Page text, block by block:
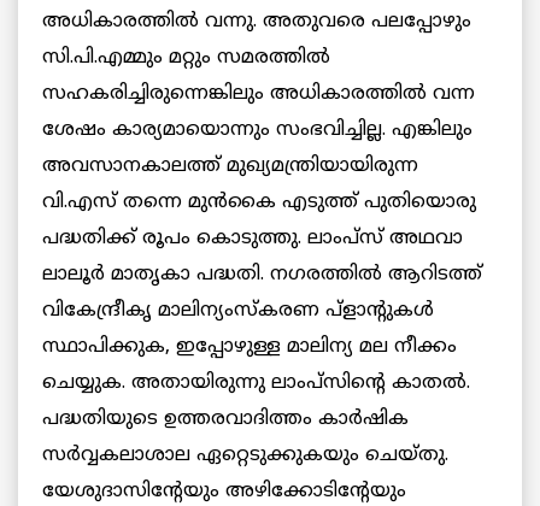
അധികാരത്തില്‍ വന്നു. അതുവരെ പലപ്പോഴും
സി.പി.എമ്മും മറ്റും സമരത്തില്‍
സഹകരിച്ചിരുന്നെങ്കിലും അധികാരത്തില്‍ വന്ന
ശേഷം കാര്യമായൊന്നും സംഭവിച്ചില്ല. എങ്കിലും
അവസാനകാലത്ത് മുഖ്യമന്ത്രിയായിരുന്ന
വി.എസ് തന്നെ മുന്‍കൈ എടുത്ത് പുതിയൊരു
പദ്ധതിക്ക് രൂപം കൊടുത്തു. ലാംപ്സ് അഥവാ
ലാലൂര്‍ മാതൃകാ പദ്ധതി. നഗരത്തില്‍ ആറിടത്ത്
വികേന്ദ്രീകൃ മാലിന്യംസ്കരണ പ്ളാന്റുകള്‍
സ്ഥാപിക്കുക, ഇപ്പോഴുള്ള മാലിന്യ മല നീക്കം
ചെയ്യുക. അതായിരുന്നു ലാംപ്സിന്റെ കാതല്‍.
പദ്ധതിയുടെ ഉത്തരവാദിത്തം കാര്‍ഷിക
സര്‍വ്വകലാശാല ഏറ്റെടുക്കുകയും ചെയ്തു.
യേശുദാസിന്റേയും അഴിക്കോടിന്റേയും